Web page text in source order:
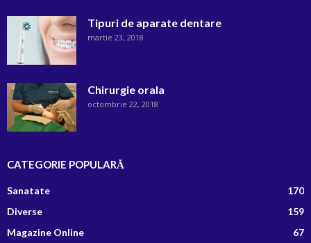
Tipuri de aparate dentare
martie 23, 2018
Chirurgie orala
octombrie 22, 2018
CATEGORIE POPULARĂ
Sanatate
170
Diverse
159
Magazine Online
67